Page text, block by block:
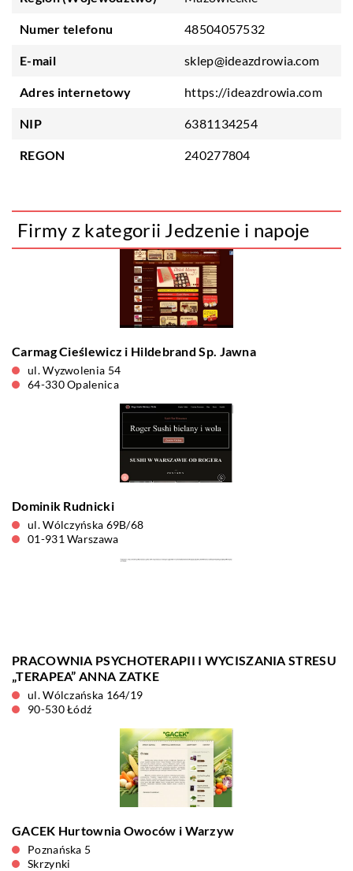
Numer telefonu 48504057532
E-mail sklep@ideazdrowia.com
Adres internetowy https://ideazdrowia.com
NIP 6381134254
REGON 240277804
Firmy z kategorii Jedzenie i napoje
Carmag Cieślewicz i Hildebrand Sp. Jawna
ul. Wyzwolenia 54
64-330 Opalenica
Dominik Rudnicki
ul. Wólczyńska 69B/68
01-931 Warszawa
PRACOWNIA PSYCHOTERAPII I WYCISZANIA STRESU
„TERAPEA” ANNA ZATKE
ul. Wólczańska 164/19
90-530 Łódź
GACEK Hurtownia Owoców i Warzyw
Poznańska 5
Skrzynki